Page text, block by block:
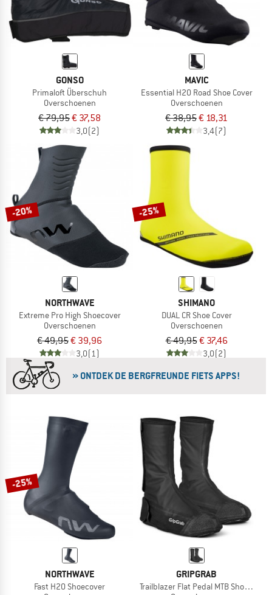
GONSO
Primaloft Überschuh
Overschoenen
€ 79,95€ 37,58
3,0(2)
MAVIC
Essential H20 Road Shoe Cover
Overschoenen
€ 38,95€ 18,31
3,4(7)
-20%
NORTHWAVE
Extreme Pro High Shoecover
Overschoenen
€ 49,95€ 39,96
3,0(1)
-25%
SHIMANO
DUAL CR Shoe Cover
Overschoenen
€ 49,95€ 37,46
3,0(2)
» ONTDEK DE BERGFREUNDE FIETS APPS!
-25%
NORTHWAVE
Fast H20 Shoecover
GRIPGRAB
Trailblazer Flat Pedal MTB Shoe